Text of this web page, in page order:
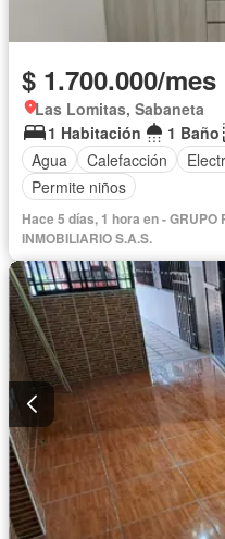
$ 1.700.000/mes
Las Lomitas, Sabaneta
1 Habitación
1 Baño
Agua
Calefacción
Permite niños
Hace 5 días, 1 hora en - GRUPO
INMOBILIARIO S.A.S.